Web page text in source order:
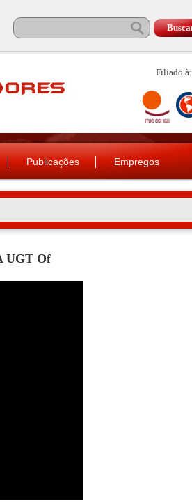
Filiado à:
Publicações Empregos
UGT Of